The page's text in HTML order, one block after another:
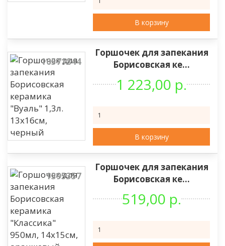
В корзину
10571844
Горшочек для запекания
Борисовская ке...
1 223,00 р.
В корзину
1395357
Горшочек для запекания
Борисовская ке...
519,00 р.